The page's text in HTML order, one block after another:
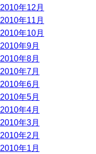
2010年12月
2010年11月
2010年10月
2010年9月
2010年8月
2010年7月
2010年6月
2010年5月
2010年4月
2010年3月
2010年2月
2010年1月